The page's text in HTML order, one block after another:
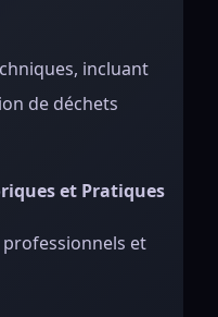
incluant
de déchets
et Pratiques
et